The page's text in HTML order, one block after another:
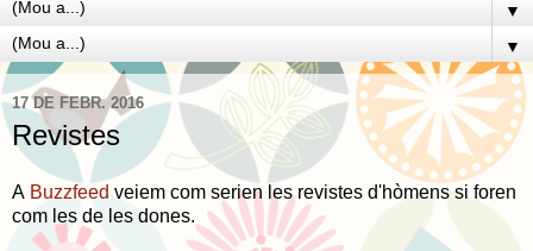
▼
▼
17 DE FEBR. 2016
Revistes
A Buzzfeed veiem com serien les revistes d'hòmens si foren
com les de les dones.